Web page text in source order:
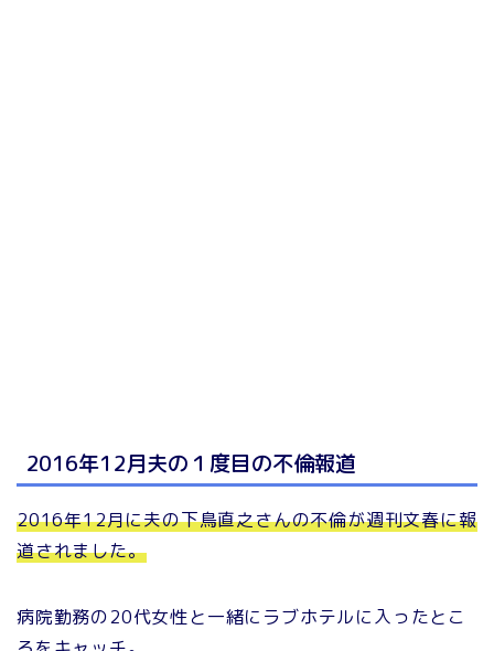
2016年12月夫の１度目の不倫報道
2016年12月に夫の下鳥直之さんの不倫が週刊文春に報
道されました。
病院勤務の20代女性と一緒にラブホテルに入ったとこ